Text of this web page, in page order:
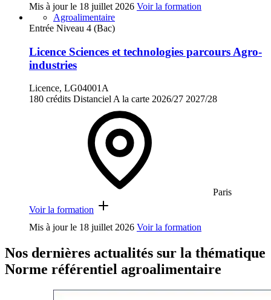
Mis à jour le 18 juillet 2026 Voir la formation
Agroalimentaire
Entrée Niveau 4 (Bac)
Licence Sciences et technologies parcours Agro-
industries
Licence, LG04001A
180 crédits Distanciel A la carte 2026/27 2027/28
Paris
Voir la formation
Mis à jour le 18 juillet 2026 Voir la formation
Nos dernières actualités sur la thématique
Norme référentiel agroalimentaire